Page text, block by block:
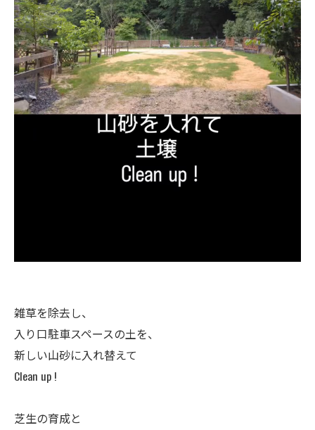
雑草を除去し、
入り口駐車スペースの土を、
新しい山砂に入れ替えて
Clean up !
芝生の育成と